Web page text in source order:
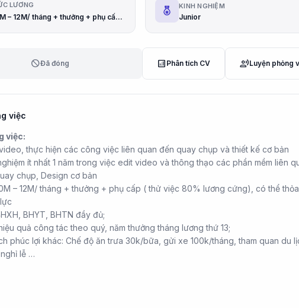
LƯƠNG
10M – 12M/ tháng + thưởng + phụ cấp ( thử việc 80% lương cứng), có thể thỏa thuận theo năng lực
KINH NGHIỆM
Junior
blockĐã đóng analytics Phân tích CV record_voice_overLuyện phỏng
việc
việc:
thực hiện các công việc liên quan đến quay chụp và thiết kế cơ bản
ít nhất 1 năm trong việc edit video và thông thạo các phần mềm liên
chụp, Design cơ bản
– 12M/ tháng + thưởng + phụ cấp ( thử việc 80% lương cứng), có thể
BHYT, BHTN đầy đủ;
quả công tác theo quý, năm thưởng tháng lương thứ 13;
phúc lợi khác: Chế độ ăn trưa 30k/bữa, gửi xe 100k/tháng, tham quan du
lễ …